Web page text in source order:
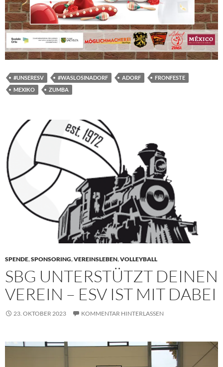
#UNSERESV #WASLOSINADORF ADORF
FRONFESTE
MEXIKO
ZUMBA
SPENDE,SPONSORING,VEREINSLEBEN,VOLLEYBALL
SBG UNTERSTÜTZT DEINEN
VEREIN – ESV IST MIT DABEI
23. OKTOBER 2023 KOMMENTAR HINTERLASSEN